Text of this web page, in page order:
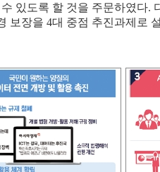
있도록 할 것을 주문하였
장을 4대 중점 추진과제로